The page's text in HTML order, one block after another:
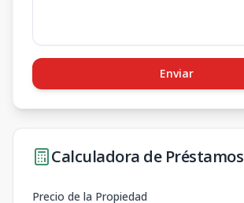
Enviar
Calculadora de Préstamos
Precio de la Propiedad